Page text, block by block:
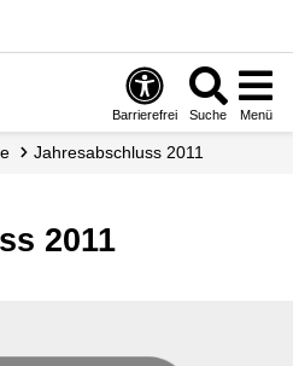
Barrierefrei Suche Menü
Jahresabschluss 2011
2011